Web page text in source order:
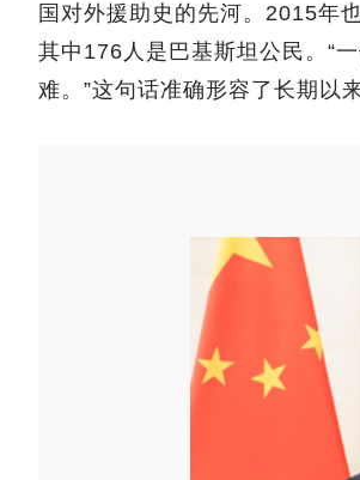
国对外援助史的先河。2015年
其中176人是巴基斯坦公民。“
难。”这句话准确形容了长期以